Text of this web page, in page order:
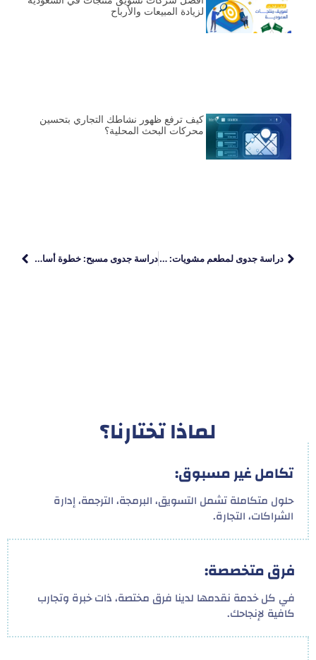
لزيادة المبيعات والأرباح
كيف ترفع ظهور نشاطك التجاري بتحسين
محركات البحث المحلية؟
دراسة جدوى لمطعم مشويات: خطوات النجاح والتكاليف المتوقعة دراسة جدوى مسبح: خطوة أساسية لتحقيق النجاح والاستدامة
لماذا تختارنا؟
تكامل غير مسبوق:
حلول متكاملة تشمل التسويق، البرمجة، الترجمة، إدارة
الشراكات، التجارة.
فرق متخصصة:
في كل خدمة نقدمها لدينا فرق مختصة، ذات خبرة وتجارب
كافية لإنجاحك.